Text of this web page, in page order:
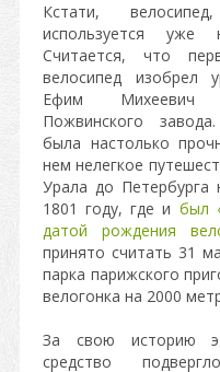
Кстати,
используется
Считается, что
велосипед изобрел
Ефим Михеевич
Пожвинского
была настолько
нем нелегкое
Урала до Петербурга
1801 году, где и был
датой рождения
принято считать 31
парка парижского
велогонка на 2000
За свою историю
средство